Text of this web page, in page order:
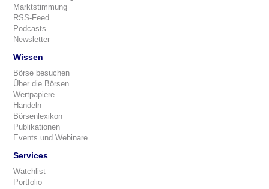
Marktstimmung
RSS-Feed
Podcasts
Newsletter
Wissen
Börse besuchen
Über die Börsen
Wertpapiere
Handeln
Börsenlexikon
Publikationen
Events und Webinare
Services
Watchlist
Portfolio